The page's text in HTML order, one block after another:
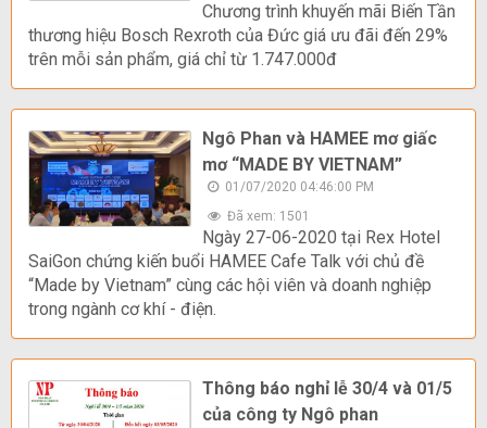
Chương trình khuyến mãi Biến Tần
thương hiệu Bosch Rexroth của Đức giá ưu đãi đến 29%
trên mỗi sản phẩm, giá chỉ từ 1.747.000đ
Ngô Phan và HAMEE mơ giấc
mơ “MADE BY VIETNAM”
01/07/2020 04:46:00 PM
Đã xem: 1501
Ngày 27-06-2020 tại Rex Hotel
SaiGon chứng kiến buổi HAMEE Cafe Talk với chủ đề
“Made by Vietnam” cùng các hội viên và doanh nghiệp
trong ngành cơ khí - điện.
Thông báo nghỉ lễ 30/4 và 01/5
của công ty Ngô phan